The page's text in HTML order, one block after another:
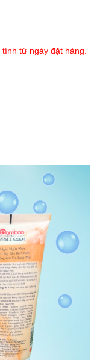
từ ngày đặt hàng.